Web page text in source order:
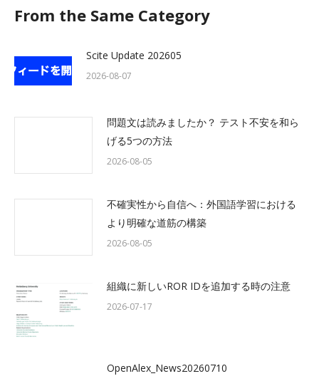
From the Same Category
Scite Update 202605
2026-08-07
問題文は読みましたか？ テスト不安を和ら
げる5つの方法
2026-08-05
不確実性から自信へ：外国語学習における
より明確な道筋の構築
2026-08-05
組織に新しいROR IDを追加する時の注意
2026-07-17
OpenAlex_News20260710